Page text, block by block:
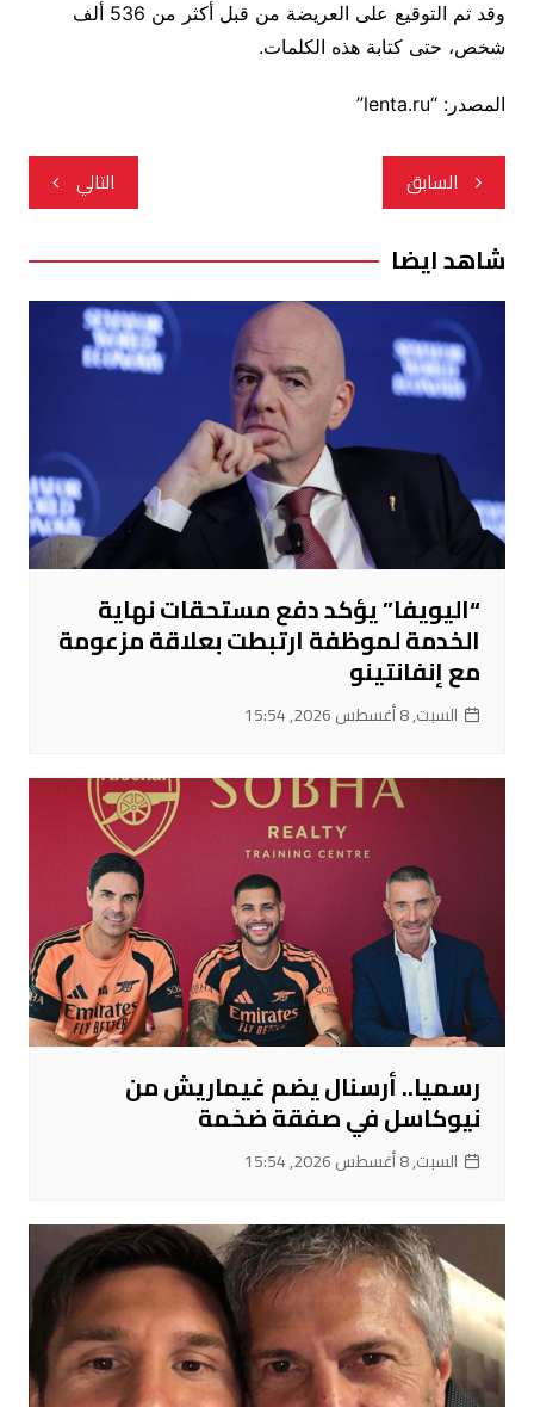
وقد تم التوقيع على العريضة من قبل أكثر من 536 ألف
شخص، حتى كتابة هذه الكلمات.
المصدر: “lenta.ru”
تصفّح
المقالات
السابق التالي
شاهد ايضا
“اليويفا” يؤكد دفع مستحقات نهاية
الخدمة لموظفة ارتبطت بعلاقة مزعومة
مع إنفانتينو
السبت, 8 أغسطس 2026, 15:54
رسميا.. أرسنال يضم غيماريش من
نيوكاسل في صفقة ضخمة
السبت, 8 أغسطس 2026, 15:54